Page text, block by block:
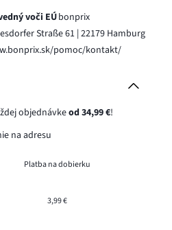
voči EÚbonprix
Straße 61 | 22179 Hamburg
pomoc/kontakt/
objednávkeod 34,99 €!
na adresu
Platba na dobierku
3,99 €